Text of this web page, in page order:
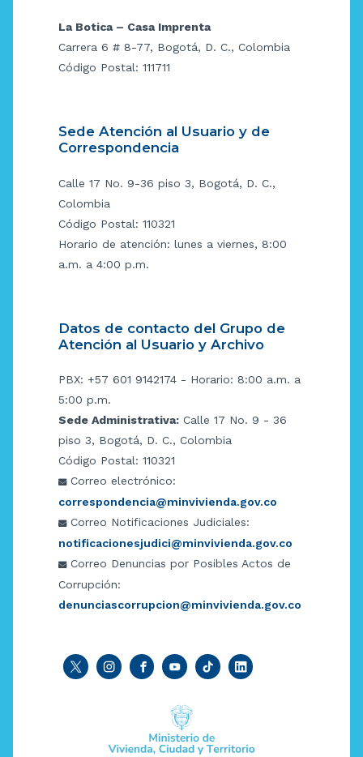
La Botica – Casa Imprenta
Carrera 6 # 8-77, Bogotá, D. C., Colombia
Código Postal: 111711
Sede Atención al Usuario y de
Correspondencia
Calle 17 No. 9-36 piso 3, Bogotá, D. C.,
Colombia
Código Postal: 110321
Horario de atención: lunes a viernes, 8:00
a.m. a 4:00 p.m.
Datos de contacto del Grupo de
Atención al Usuario y Archivo
PBX: +57 601 9142174 - Horario: 8:00 a.m. a
5:00 p.m.
Sede Administrativa: Calle 17 No. 9 - 36
piso 3, Bogotá, D. C., Colombia
Código Postal: 110321
Correo electrónico:
correspondencia@minvivienda.gov.co
Correo Notificaciones Judiciales:
notificacionesjudici@minvivienda.gov.co
Correo Denuncias por Posibles Actos de
Corrupción:
denunciascorrupcion@minvivienda.gov.co